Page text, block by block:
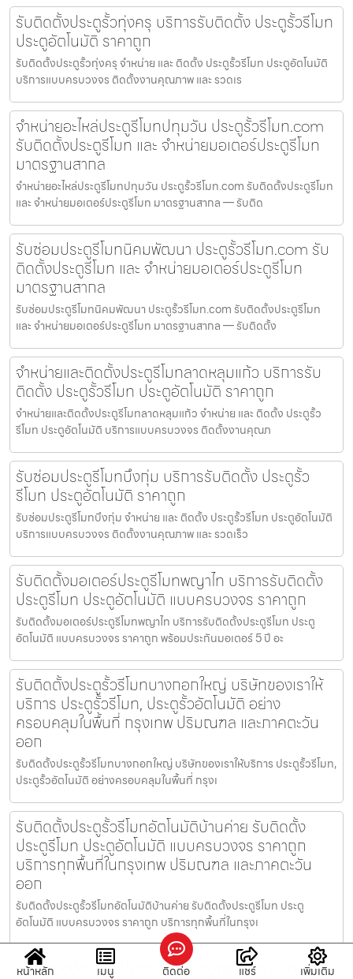
รับติดตั้งประตูรั้วทุ่งครุ บริการรับติดตั้ง ประตูรั้วรีโมท
ประตูอัตโนมัติ ราคาถูก
รับติดตั้งประตูรั้วทุ่งครุ จำหน่าย และ ติดตั้ง ประตูรั้วรีโมท ประตูอัตโนมัติ
บริการแบบครบวงจร ติดตั้งงานคุณภาพ และ รวดเร
จำหน่ายอะไหล่ประตูรีโมทปทุมวัน ประตูรั้วรีโมท.com
รับติดตั้งประตูรีโมท และ จำหน่ายมอเตอร์ประตูรีโมท
มาตรฐานสากล
จำหน่ายอะไหล่ประตูรีโมทปทุมวัน ประตูรั้วรีโมท.com รับติดตั้งประตูรีโมท
และ จำหน่ายมอเตอร์ประตูรีโมท มาตรฐานสากล — รับติด
รับซ่อมประตูรีโมทนิคมพัฒนา ประตูรั้วรีโมท.com รับ
ติดตั้งประตูรีโมท และ จำหน่ายมอเตอร์ประตูรีโมท
มาตรฐานสากล
รับซ่อมประตูรีโมทนิคมพัฒนา ประตูรั้วรีโมท.com รับติดตั้งประตูรีโมท
และ จำหน่ายมอเตอร์ประตูรีโมท มาตรฐานสากล — รับติดตั้ง
จำหน่ายและติดตั้งประตูรีโมทลาดหลุมแก้ว บริการรับ
ติดตั้ง ประตูรั้วรีโมท ประตูอัตโนมัติ ราคาถูก
จำหน่ายและติดตั้งประตูรีโมทลาดหลุมแก้ว จำหน่าย และ ติดตั้ง ประตูรั้ว
รีโมท ประตูอัตโนมัติ บริการแบบครบวงจร ติดตั้งงานคุณภ
รับซ่อมประตูรีโมทบึงกุ่ม บริการรับติดตั้ง ประตูรั้ว
รีโมท ประตูอัตโนมัติ ราคาถูก
รับซ่อมประตูรีโมทบึงกุ่ม จำหน่าย และ ติดตั้ง ประตูรั้วรีโมท ประตูอัตโนมัติ
บริการแบบครบวงจร ติดตั้งงานคุณภาพ และ รวดเร็ว
รับติดตั้งมอเตอร์ประตูรีโมทพญาไท บริการรับติดตั้ง
ประตูรีโมท ประตูอัตโนมัติ แบบครบวงจร ราคาถูก
รับติดตั้งมอเตอร์ประตูรีโมทพญาไท บริการรับติดตั้งประตูรีโมท ประตู
อัตโนมัติ แบบครบวงจร ราคาถูก พร้อมประกันมอเตอร์ 5 ปี อะ
รับติดตั้งประตูรั้วรีโมทบางกอกใหญ่ บริษัทของเราให้
บริการ ประตูรั้วรีโมท, ประตูรั้วอัตโนมัติ อย่าง
ครอบคลุมในพื้นที่ กรุงเทพ ปริมณฑล และภาคตะวัน
ออก
รับติดตั้งประตูรั้วรีโมทบางกอกใหญ่ บริษัทของเราให้บริการ ประตูรั้วรีโมท,
ประตูรั้วอัตโนมัติ อย่างครอบคลุมในพื้นที่ กรุงเ
รับติดตั้งประตูรั้วรีโมทอัตโนมัติบ้านค่าย รับติดตั้ง
ประตูรีโมท ประตูอัตโนมัติ แบบครบวงจร ราคาถูก
บริการทุกพื้นที่ในกรุงเทพ ปริมณฑล และภาคตะวัน
ออก
รับติดตั้งประตูรั้วรีโมทอัตโนมัติบ้านค่าย รับติดตั้งประตูรีโมท ประตู
อัตโนมัติ แบบครบวงจร ราคาถูก บริการทุกพื้นที่ในกรุงเ
รับติดตั้งประตูรั้วรีโมทอัตโนมัติสมุทรสาคร รับติดตั้ง
หน้าหลัก เมนู ติดต่อ แชร์ เพิ่มเติม